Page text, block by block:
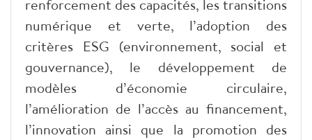
renforcement des capacités, les transitions
numérique et verte, l’adoption des
critères ESG (environnement, social et
gouvernance), le développement de
modèles d’économie circulaire,
l’amélioration de l’accès au financement,
l’innovation ainsi que la promotion des